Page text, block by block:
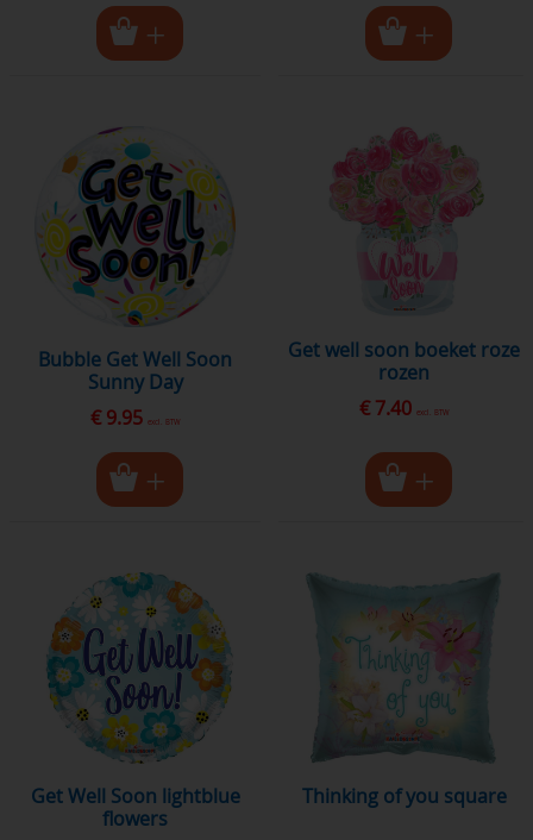
Bubble Get Well Soon
Sunny Day
€ 9.95 excl. BTW
get well soon boeket roze
rozen
€ 7.40 excl. BTW
Get Well Soon lightblue
flowers
thinking of you square